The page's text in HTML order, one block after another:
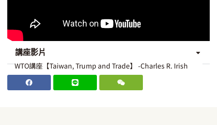
講座影片
WTO講座【Taiwan, Trump and Trade】 -Charles R. Irish